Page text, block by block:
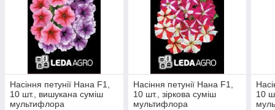
Насіння петунії Нана F1,
10 шт., вишукана суміш
мультифлора
Насіння петунії Нана F1,
10 шт., зіркова суміш
мультифлора
10